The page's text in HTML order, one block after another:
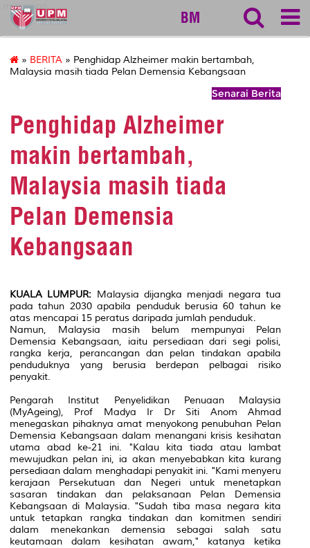
myageing
BM
» BERITA » Penghidap Alzheimer makin bertambah,
Malaysia masih tiada Pelan Demensia Kebangsaan
Senarai Berita
Penghidap Alzheimer
makin bertambah,
Malaysia masih tiada
Pelan Demensia
Kebangsaan
KUALA LUMPUR: Malaysia dijangka menjadi negara tua
pada tahun 2030 apabila penduduk berusia 60 tahun ke
atas mencapai 15 peratus daripada jumlah penduduk.
Namun, Malaysia masih belum mempunyai Pelan
Demensia Kebangsaan, iaitu persediaan dari segi polisi,
rangka kerja, perancangan dan pelan tindakan apabila
penduduknya yang berusia berdepan pelbagai risiko
penyakit.
Pengarah Institut Penyelidikan Penuaan Malaysia
(MyAgeing), Prof Madya Ir Dr Siti Anom Ahmad
menegaskan pihaknya amat menyokong penubuhan Pelan
Demensia Kebangsaan dalam menangani krisis kesihatan
utama abad ke-21 ini. "Kalau kita tiada atau lambat
mewujudkan pelan ini, ia akan menyebabkan kita kurang
persediaan dalam menghadapi penyakit ini. "Kami menyeru
kerajaan Persekutuan dan Negeri untuk menetapkan
sasaran tindakan dan pelaksanaan Pelan Demensia
Kebangsaan di Malaysia. "Sudah tiba masa negara kita
untuk tetapkan rangka tindakan dan komitmen sendiri
dalam menekankan demensia sebagai salah satu
keutamaan dalam kesihatan awam," katanya ketika